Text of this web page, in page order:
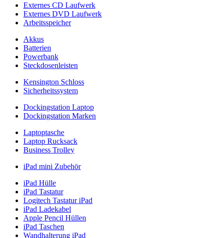
Externes CD Laufwerk
Externes DVD Laufwerk
Arbeitsspeicher
Akkus
Batterien
Powerbank
Steckdosenleisten
Kensington Schloss
Sicherheitssystem
Dockingstation Laptop
Dockingstation Marken
Laptoptasche
Laptop Rucksack
Business Trolley
iPad mini Zubehör
iPad Hülle
iPad Tastatur
Logitech Tastatur iPad
iPad Ladekabel
Apple Pencil Hüllen
iPad Taschen
Wandhalterung iPad